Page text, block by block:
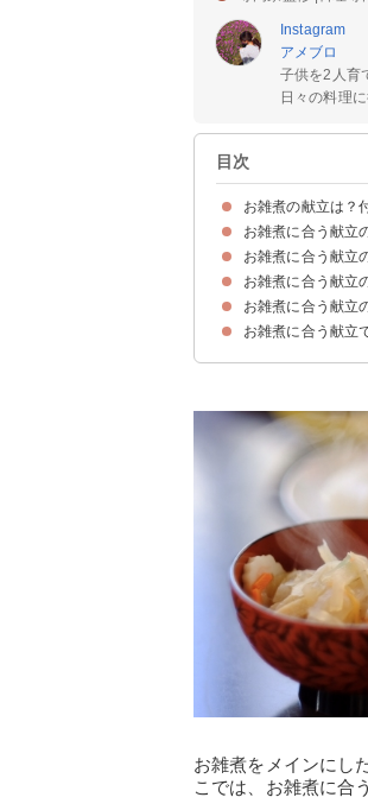
Instagram
アメブロ
子供を2人育
日々の料理
目次
お雑煮の献立は？
お雑煮に合う献立
①きんぴらごぼう
②ほうれん草のご
③紅白なます
④うま煮
お雑煮に合う献立
①かにクリームコ
②ブリの照り焼き
③豚ロースの味噌
④鶏肉となすのみ
お雑煮に合う献立
①きのこの混ぜご
②サケの炊き込み
③梅と大葉のおに
お雑煮に合う献立
献立メニュー例【
献立メニュー例【
献立メニュー例【
お雑煮に合う献立
お雑煮をメインにし
こでは、お雑煮に合